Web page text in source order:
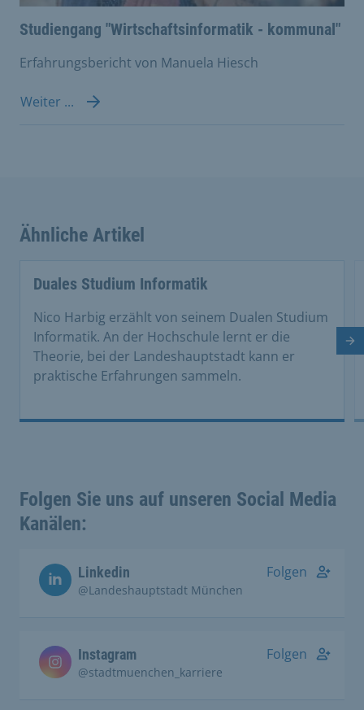
Studiengang "Wirtschaftsinformatik - kommunal"
Erfahrungsbericht von Manuela Hiesch
Weiter ...
Ähnliche Artikel
Duales Studium Informatik
Nico Harbig erzählt von seinem Dualen Studium
Informatik. An der Hochschule lernt er die
Theorie, bei der Landeshauptstadt kann er
praktische Erfahrungen sammeln.
Folgen Sie uns auf unseren Social Media
Kanälen:
Linkedin
@Landeshauptstadt München
Folgen
Instagram
@stadtmuenchen_karriere
Folgen